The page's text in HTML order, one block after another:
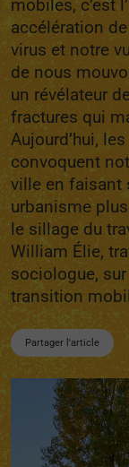
mobiles, c’est
accélération
virus et notre
de nous
un révélateur
fractures qui
Aujourd’hui,
convoquent
ville en faisant
urbanisme plus
le sillage du
William Élie,
sociologue,
transition
Partager l'article